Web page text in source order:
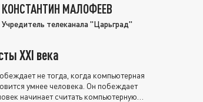
КОНСТАНТИН МАЛОФЕЕВ
Учредитель телеканала "Царьград"
XXI века
не тогда, когда компьютерная
умнее человека. Он побеждает
начинает считать компьютерную